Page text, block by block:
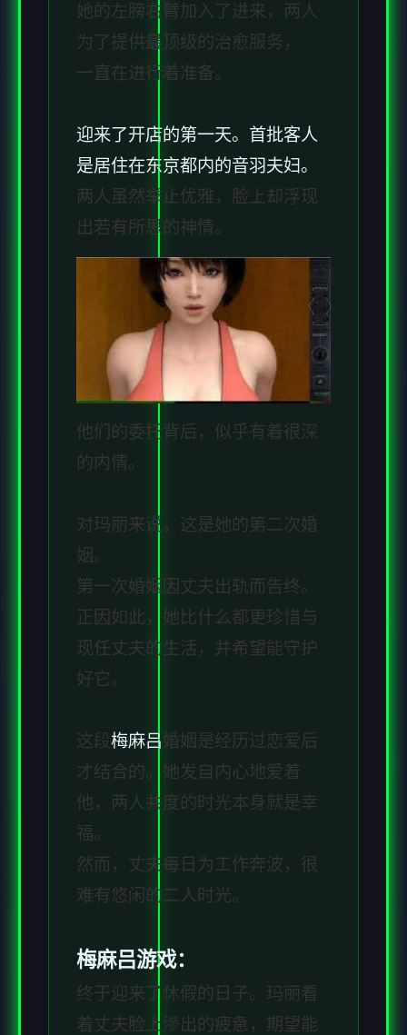
她的左膀右臂加入了进来，两人
为了提供最顶级的治愈服务，
一直在进行着准备。
迎来了开店的第一天。首批客人
是居住在东京都内的音羽夫妇。
两人虽然举止优雅，脸上却浮现
出若有所思的神情。
他们的委托背后，似乎有着很深
的内情。
对玛丽来说，这是她的第二次婚
姻。
第一次婚姻因丈夫出轨而告终。
正因如此，她比什么都更珍惜与
现任丈夫的生活，并希望能守护
好它。
这段梅麻吕婚姻是经历过恋爱后
才结合的。她发自内心地爱着
他，两人共度的时光本身就是幸
福。
然而，丈夫每日为工作奔波，很
难有悠闲的二人时光。
梅麻吕游戏：
终于迎来了休假的日子。玛丽看
着丈夫脸上滲出的疲惫，期望能